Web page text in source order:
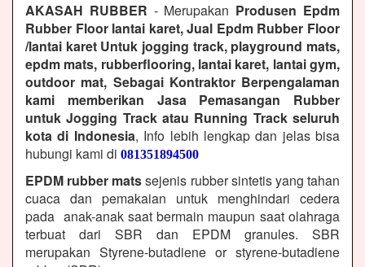
AKASAH RUBBER - Merupakan Produsen Epdm
Rubber Floor lantai karet, Jual Epdm Rubber Floor
/lantai karet Untuk jogging track, playground mats,
epdm mats, rubberflooring, lantai karet, lantai gym,
outdoor mat, Sebagai Kontraktor Berpengalaman
kami memberikan Jasa Pemasangan Rubber
untuk Jogging Track atau Running Track seluruh
kota di Indonesia, Info lebih lengkap dan jelas bisa
hubungi kami di 081351894500
EPDM rubber matssejenis rubber sintetis yang tahan
cuaca dan pemakaian untuk menghindari cedera
pada anak-anak saat bermain maupun saat olahraga
terbuat dari SBR dan EPDM granules. SBR
merupakan Styrene-butadiene or styrene-butadiene